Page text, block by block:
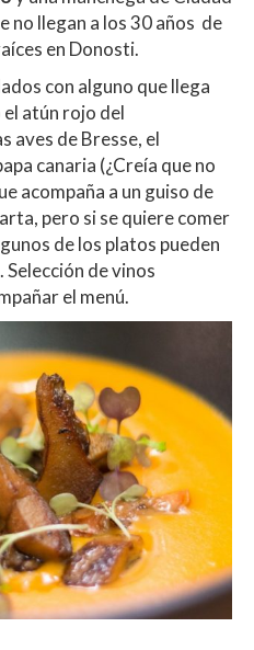
no llegan a los 30 años de
en Donosti.
con alguno que llega
el atún rojo del
aves de Bresse, el
canaria (¿Creía que no
acompaña a un guiso de
pero si se quiere comer
de los platos pueden
de vinos
el menú.